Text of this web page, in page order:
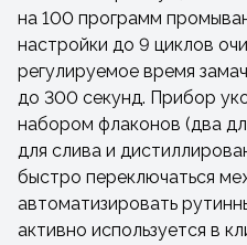
на 100 программ
настройки до 9 циклов
регулируемое время
до 300 секунд. Прибор
набором флаконов (два
для слива и
быстро переключаться
автоматизировать
активно используется в